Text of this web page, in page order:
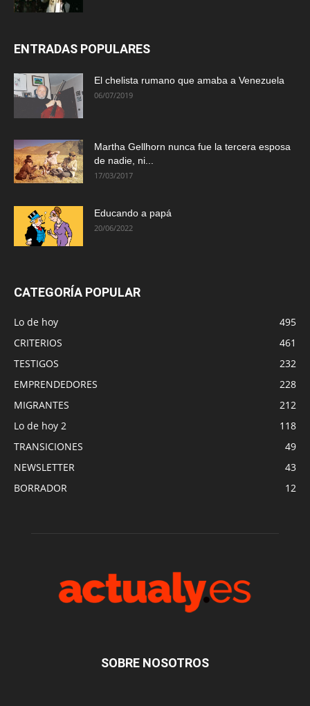
ENTRADAS POPULARES
El chelista rumano que amaba a Venezuela
06/07/2019
Martha Gellhorn nunca fue la tercera esposa
de nadie, ni...
17/03/2017
Educando a papá
20/06/2022
CATEGORÍA POPULAR
Lo de hoy
495
CRITERIOS
461
TESTIGOS
232
EMPRENDEDORES
228
MIGRANTES
212
Lo de hoy 2
118
TRANSICIONES
49
NEWSLETTER
43
BORRADOR
12
SOBRE NOSOTROS